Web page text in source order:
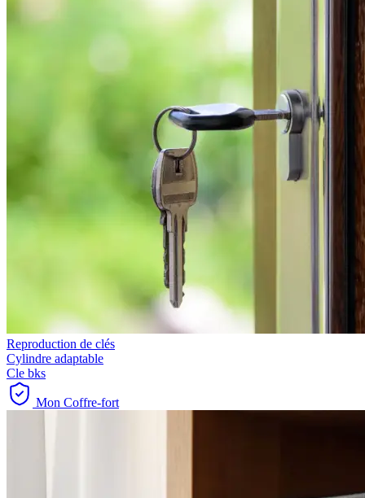
Reproduction de clés
Cylindre adaptable
Cle bks
Mon Coffre-fort